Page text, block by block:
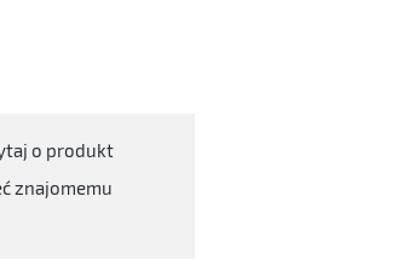
o produkt
znajomemu